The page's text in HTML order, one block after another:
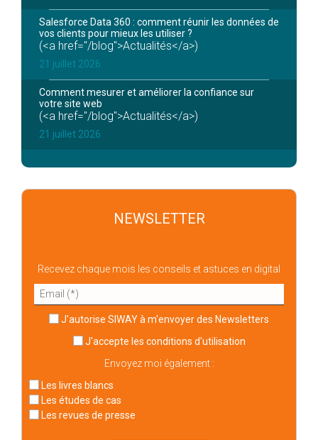
Salesforce Data 360 : comment réunir les données de
vos clients pour mieux les utiliser ?
(<a href="/blog">Actualités</a>)
21 juillet 2026
Comment mesurer et améliorer la confiance sur
votre site web
(<a href="/blog">Actualités</a>)
21 juillet 2026
NEWSLETTER
Recevez chaque mois les conseils et astuces en digital
J'autorise SIWAY à m'envoyer des Newsletters
J'accepte les conditions d'utilisation
Envoyez moi également :
Les livres blancs
Les études de cas
Les revues de presse